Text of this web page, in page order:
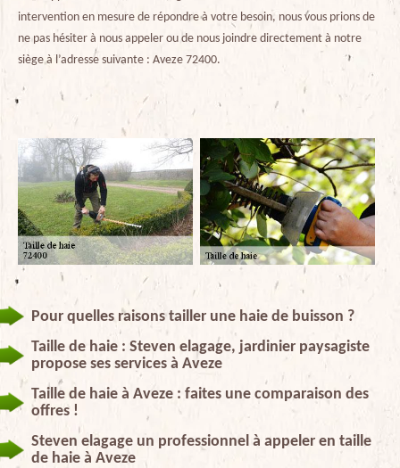
intervention en mesure de répondre à votre besoin, nous vous prions de
ne pas hésiter à nous appeler ou de nous joindre directement à notre
siège à l’adresse suivante : Aveze 72400.
Pour quelles raisons tailler une haie de buisson ?
Taille de haie : Steven elagage, jardinier paysagiste
propose ses services à Aveze
Taille de haie à Aveze : faites une comparaison des
offres !
Steven elagage un professionnel à appeler en taille
de haie à Aveze